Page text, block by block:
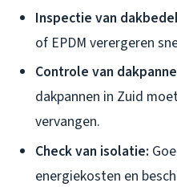
Inspectie van
of EPDM verergeren
Controle van
dakpannen in Zuid
vervangen.
Check van isolatie:
energiekosten en